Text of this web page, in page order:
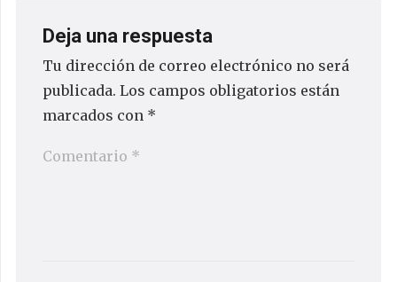
Deja una respuesta
Tu dirección de correo electrónico no será
publicada. Los campos obligatorios están
marcados con *